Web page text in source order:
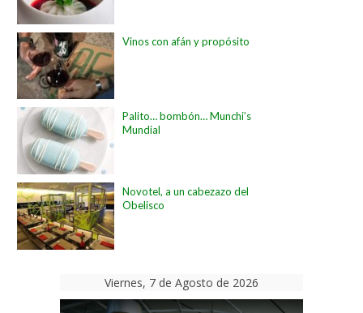
Vinos con afán y propósito
Palito… bombón… Munchi’s
Mundial
Novotel, a un cabezazo del
Obelisco
Viernes, 7 de Agosto de 2026